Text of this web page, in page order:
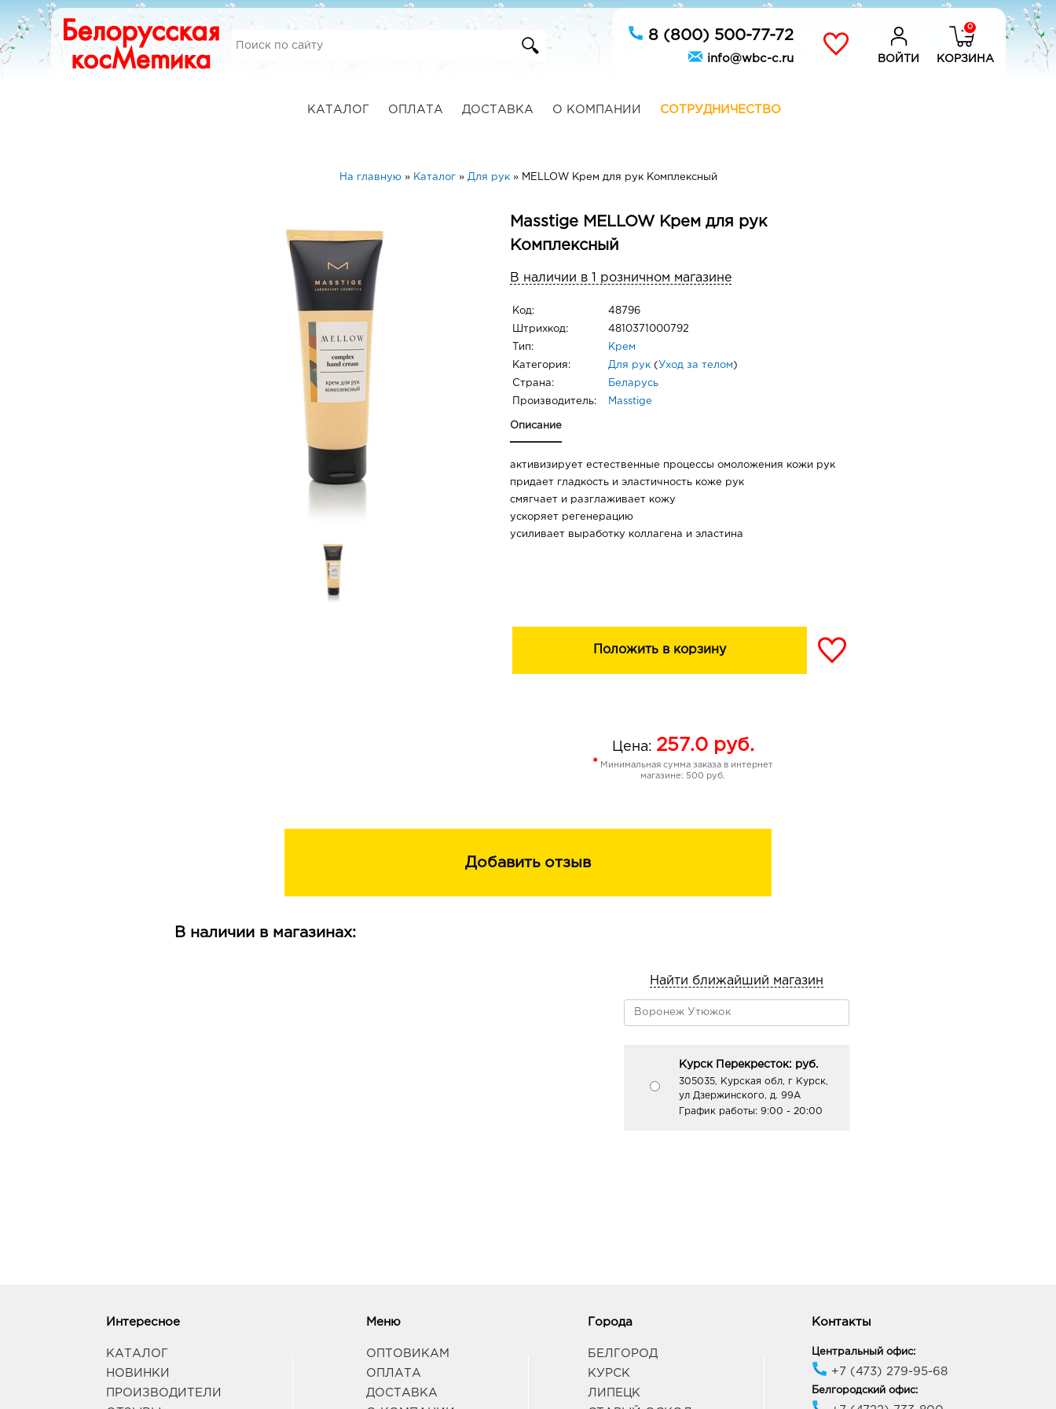
8 (800) 500-77-72
info@wbc-c.ru ВОЙТИ
0
КОРЗИНА
КАТАЛОГ ОПЛАТА ДОСТАВКА О КОМПАНИИ СОТРУДНИЧЕСТВО
На главную» Каталог» Для рук» MELLOW Крем для рук Комплексный
Masstige MELLOW Крем для рук
Комплексный
В наличии в 1 розничном магазине
Код: 48796
Штрихкод: 4810371000792
Тип: Крем
Категория: Для рук ( Уход за телом )
Страна: Беларусь
Производитель: Masstige
Описание
активизирует естественные процессы омоложения кожи рук
придает гладкость и эластичность коже рук
смягчает и разглаживает кожу
ускоряет регенерацию
усиливает выработку коллагена и эластина
Положить в корзину
Цена: 257.0руб.
* Минимальная сумма заказа в интернет
магазине: 500 руб.
Добавить отзыв
В наличии в магазинах:
Найти ближайший магазин
Курск Перекресток: руб.
305035, Курская обл, г Курск,
ул Дзержинского, д. 99А
График работы: 9:00 - 20:00
Интересное
КАТАЛОГ
НОВИНКИ
ПРОИЗВОДИТЕЛИ
Меню
ОПТОВИКАМ
ОПЛАТА
ДОСТАВКА
Города
БЕЛГОРОД
КУРСК
ЛИПЕЦК
Контакты
Центральный офис:
+7 (473) 279-95-68
Белгородский офис: